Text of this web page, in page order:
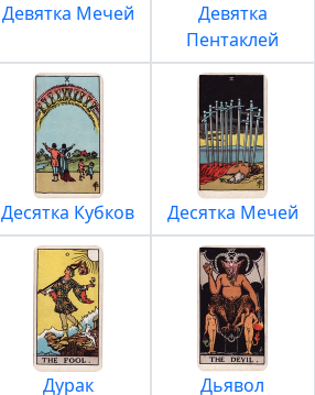
Девятка Мечей
Девятка
Пентаклей
Десятка Кубков Десятка Мечей
Дурак Дьявол